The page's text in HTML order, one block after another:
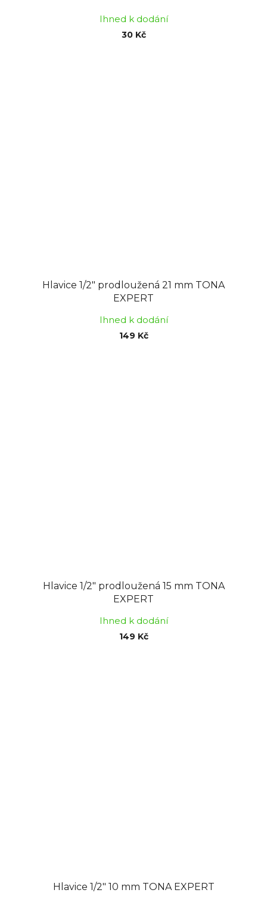
Ihned k dodání
30 Kč
Hlavice 1/2" prodloužená 21 mm TONA
EXPERT
Ihned k dodání
149 Kč
Hlavice 1/2" prodloužená 15 mm TONA
EXPERT
Ihned k dodání
149 Kč
Hlavice 1/2" 10 mm TONA EXPERT